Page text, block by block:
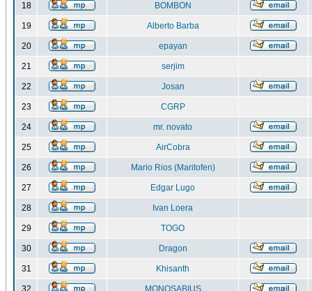
18 BOMBON
19 Alberto Barba
20 epayan
21 serjim
22 Josan
23 CGRP
24 mr. novato
25 AirCobra
26 Mario Rios (Maritofen)
27 Edgar Lugo
28 Ivan Loera
29 TOGO
30 Dragon
31 Khisanth
32 MONOSABIUS